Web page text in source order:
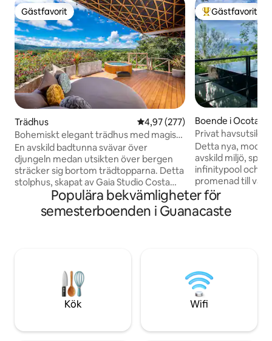
Gästfavorit
Gästfavorit
Trädhus 4,97 av 5 i genomsnittligt
4,97 (277)
Bohemiskt elegant trädhus med magisk
utsikt och bubbelpool
En avskild badtunna svävar över
djungeln medan utsikten över bergen
sträcker sig bortom trädtopparna. Detta
stolphus, skapat av Gaia Studio Costa
Rica, förvandlar modern tropisk design
till en egen upplevelse. Inomhus finns
ett sovrum med king-size-säng och en
uteplats väntar nedanför och
parkeringen är privat. Playa Grande
ligger 8 minuter bort, medan
Tamarindos stränder och restauranger
dagsutflykter.
Populär
Gästfavorit
Boende i Ocotal
Privat havsutsikt
promenad till
Detta nya,
avskild miljö,
infinitypool och
promenad till
la Pacifica ligger
över Ocotal Bay,
Liberias flygplats
njuta av. Kom och
på Costa Ricas
la Pacifica!
Populära bekvämligheter för
semesterboenden i Guanacaste
Kök Wifi